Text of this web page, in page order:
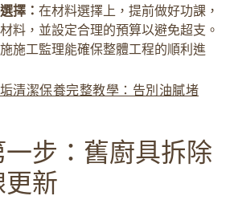
擇： 在材料選擇上，提前做好功課，
料，並設定合理的預算以避免超支。
施工監理能確保整體工程的順利進
清潔保養完整教學：告別油膩堵
步：舊廚具拆除
新